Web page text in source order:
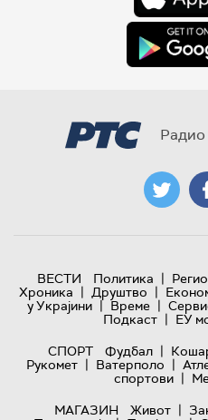
Радио
ВЕСТИ Политика |
Хроника | Друштво |
у Украјини | Време |
Подкаст | ЕУ
СПОРТ
Фудбал |
Рукомет | Ватерполо |
спортови |
МАГАЗИН
Живот |